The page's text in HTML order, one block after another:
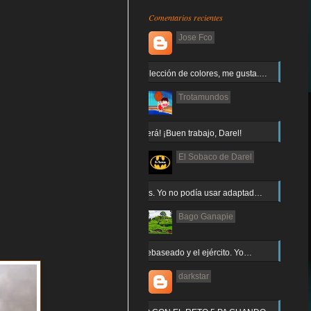
Comentarios recientes
Jose Fco
Muy buena elección de colores, me gusta.…
Trotamundos
¡Arnor no caerá! ¡Buen trabajo, Darel!
El Sobaco de Darel
Jajaja gracias. Yo no podía usar adaptad…
Bago Ganapie
Increíble el rebaseado y el ejército. Yo…
darkstar